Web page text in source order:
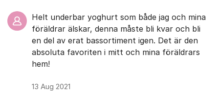
Helt underbar yoghurt som både jag och mina
föräldrar älskar, denna måste bli kvar och bli
en del av erat bassortiment igen. Det är den
absoluta favoriten i mitt och mina föräldrars
hem!
13 Aug 2021